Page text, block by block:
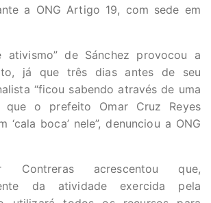
a ONG Artigo 19, com sede em
ativismo” de Sánchez provocou a
já que três dias antes de seu
“ficou sabendo através de uma
que o prefeito Omar Cruz Reyes
‘cala boca’ nele”, denunciou a ONG
Contreras acrescentou que,
da atividade exercida pela